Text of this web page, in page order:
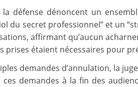
la défense dénoncent un
du secret professionnel” et un
affirmant qu’aucun
prises étaient nécessaires pour
demandes d’annulation, la
demandes à la fin des